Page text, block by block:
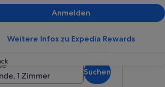
Anmelden
Weitere Infos zu Expedia Rewards
Reiseziele hinzufügen
1 Zimmer
Suchen